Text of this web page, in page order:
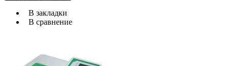
В закладки
В сравнение